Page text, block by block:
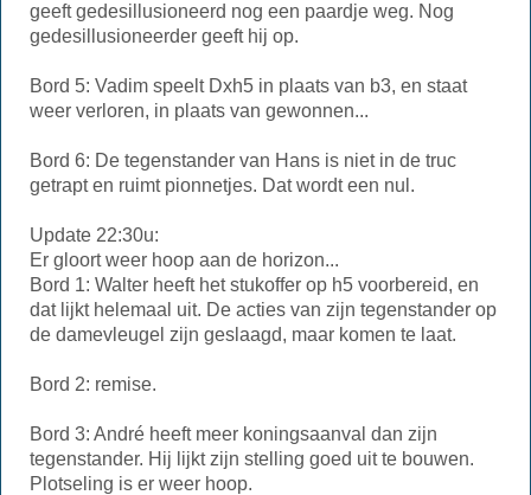
geeft gedesillusioneerd nog een paardje weg. Nog
gedesillusioneerder geeft hij op.
Bord 5: Vadim speelt Dxh5 in plaats van b3, en staat
weer verloren, in plaats van gewonnen...
Bord 6: De tegenstander van Hans is niet in de truc
getrapt en ruimt pionnetjes. Dat wordt een nul.
Update 22:30u:
Er gloort weer hoop aan de horizon...
Bord 1: Walter heeft het stukoffer op h5 voorbereid, en
dat lijkt helemaal uit. De acties van zijn tegenstander op
de damevleugel zijn geslaagd, maar komen te laat.
Bord 2: remise.
Bord 3: André heeft meer koningsaanval dan zijn
tegenstander. Hij lijkt zijn stelling goed uit te bouwen.
Plotseling is er weer hoop.